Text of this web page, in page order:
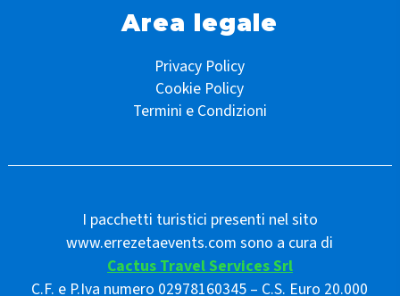
Area legale
Privacy Policy
Cookie Policy
Termini e Condizioni
I pacchetti turistici presenti nel sito
www.errezetaevents.com sono a cura di
Cactus Travel Services Srl
C.F. e P.Iva numero 02978160345 – C.S. Euro 20.000